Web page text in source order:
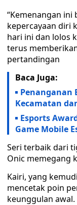
“Kemenangan
kepercayaan diri
hari ini dan lolos
terus
pertandingan
Baca Juga:
Penanganan
Kecamatan
Esports
Game Mobile
Seri terbaik dari
Onic memegang
Kairi, yang
mencetak poin
keunggulan awal.